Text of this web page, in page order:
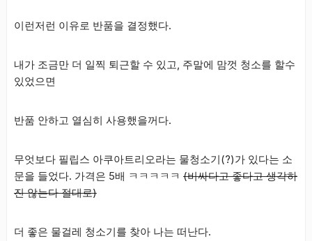
이런저런 이유로 반품을 결정했다.
내가 조금만 더 일찍 퇴근할 수 있고, 주말에 맘껏 청소를 할수
있었으면
반품 안하고 열심히 사용했을꺼다.
무엇보다 필립스 아쿠아트리오라는 물청소기(?)가 있다는 소
문을 들었다. 가격은 5배 ㅋㅋㅋㅋㅋ (비싸다고 좋다고 생각하
진 않는다 절대로)
더 좋은 물걸레 청소기를 찾아 나는 떠난다.